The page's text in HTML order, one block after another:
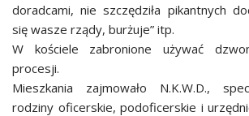
doradcami, nie szczędziła pikantnych
się wasze rządy, burżuje” itp.
W kościele zabronione używać
procesji.
Mieszkania zajmowało N.K.W.D.,
rodziny oficerskie, podoficerskie i